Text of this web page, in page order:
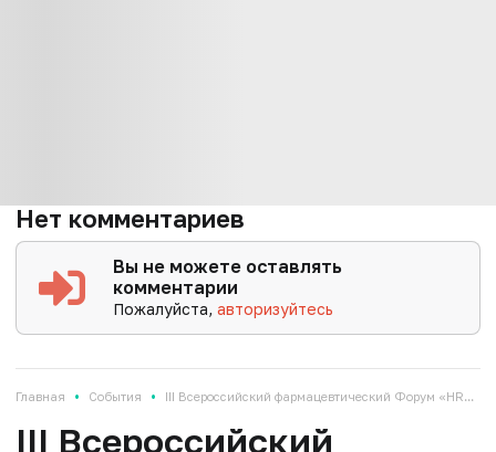
Нет комментариев
Вы не можете оставлять
комментарии
Пожалуйста,авторизуйтесь
Главная • События • III Всероссийский фармацевтический Форум «HR...
III Всероссийский